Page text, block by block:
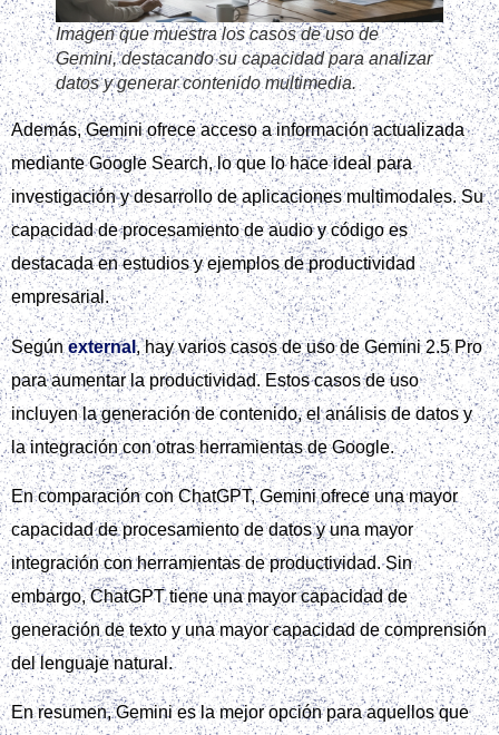
Imagen que muestra los casos de uso de
Gemini, destacando su capacidad para analizar
datos y generar contenido multimedia.
Además, Gemini ofrece acceso a información actualizada
mediante Google Search, lo que lo hace ideal para
investigación y desarrollo de aplicaciones multimodales. Su
capacidad de procesamiento de audio y código es
destacada en estudios y ejemplos de productividad
empresarial.
Segúnexternal, hay varios casos de uso de Gemini 2.5 Pro
para aumentar la productividad. Estos casos de uso
incluyen la generación de contenido, el análisis de datos y
la integración con otras herramientas de Google.
En comparación con ChatGPT, Gemini ofrece una mayor
capacidad de procesamiento de datos y una mayor
integración con herramientas de productividad. Sin
embargo, ChatGPT tiene una mayor capacidad de
generación de texto y una mayor capacidad de comprensión
del lenguaje natural.
En resumen, Gemini es la mejor opción para aquellos que